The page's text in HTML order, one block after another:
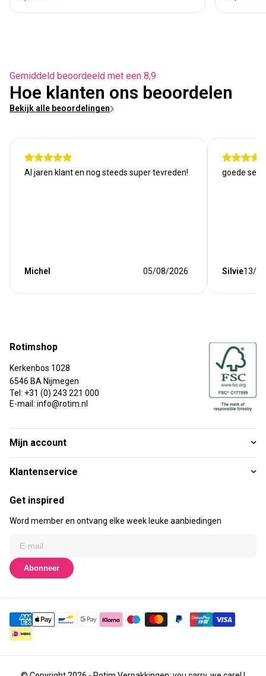
Gemiddeld beoordeeld met een 8,9
Hoe klanten ons beoordelen
Bekijk alle beoordelingen
Al jaren klant en nog steeds super tevreden!
Michel 05/08/2026
goede
Silvie13/
Rotimshop
Kerkenbos 1028
6546 BA Nijmegen
Tel: +31 (0) 243 221 000
E-mail: info@rotim.nl
Mijn account
Klantenservice
Get inspired
Word member en ontvang elke week leuke aanbiedingen
Abonneer